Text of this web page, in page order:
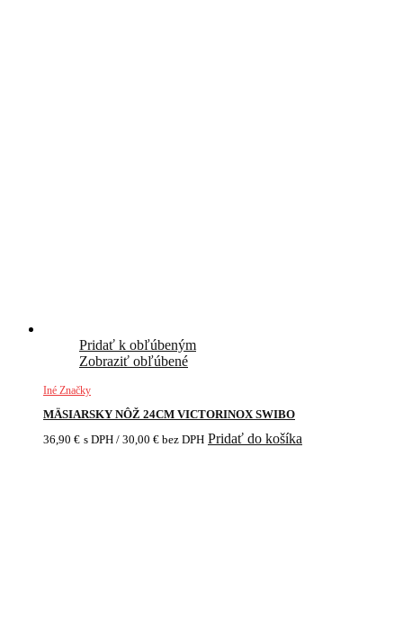
Pridať k obľúbeným
Zobraziť obľúbené
Iné Značky
MÄSIARSKY NÔŽ 24CM VICTORINOX SWIBO
36,90 € s DPH / 30,00 € bez DPH Pridať do košíka